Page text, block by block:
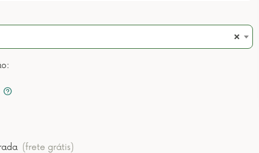
×
(frete grátis)